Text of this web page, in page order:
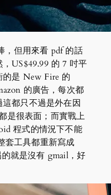
，但用來看 pdf 的話
US$49.99 的 7 吋平
的是 New Fire 的
的廣告，每次都
都只不過是外在因
是很表面；而實戰上
程式的情況下不能
套工具都重新寫成
就是沒有 gmail，好